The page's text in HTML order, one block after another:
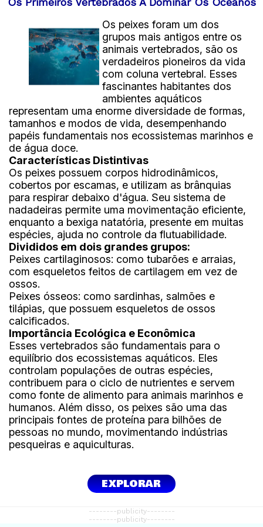
Vertebrados são fundamentais para o equilíbrio
dos ecossistemas, controlando populações de
presas e predadores, polinizando plantas e
dispersando sementes.
Os peixes foram um dos
grupos mais antigos entre os
animais vertebrados, são os
verdadeiros pioneiros da vida
com coluna vertebral. Esses
fascinantes habitantes dos
ambientes aquáticos
representam uma enorme diversidade de formas,
tamanhos e modos de vida, desempenhando
papéis fundamentais nos ecossistemas marinhos e
de água doce.
Características Distintivas
Os peixes possuem corpos hidrodinâmicos,
cobertos por escamas, e utilizam as brânquias
para respirar debaixo d'água. Seu sistema de
nadadeiras permite uma movimentação eficiente,
enquanto a bexiga natatória, presente em muitas
espécies, ajuda no controle da flutuabilidade.
Divididos em dois grandes grupos:
Peixes cartilaginosos: como tubarões e arraias,
com esqueletos feitos de cartilagem em vez de
ossos.
Peixes ósseos: como sardinhas, salmões e
tilápias, que possuem esqueletos de ossos
calcificados.
Importância Ecológica e Econômica
Esses vertebrados são fundamentais para o
equilíbrio dos ecossistemas aquáticos. Eles
controlam populações de outras espécies,
contribuem para o ciclo de nutrientes e servem
como fonte de alimento para animais marinhos e
humanos. Além disso, os peixes são uma das
principais fontes de proteína para bilhões de
pessoas no mundo, movimentando indústrias
pesqueiras e aquiculturas.
EXPLORAR
--------publicity--------
--------publicity--------